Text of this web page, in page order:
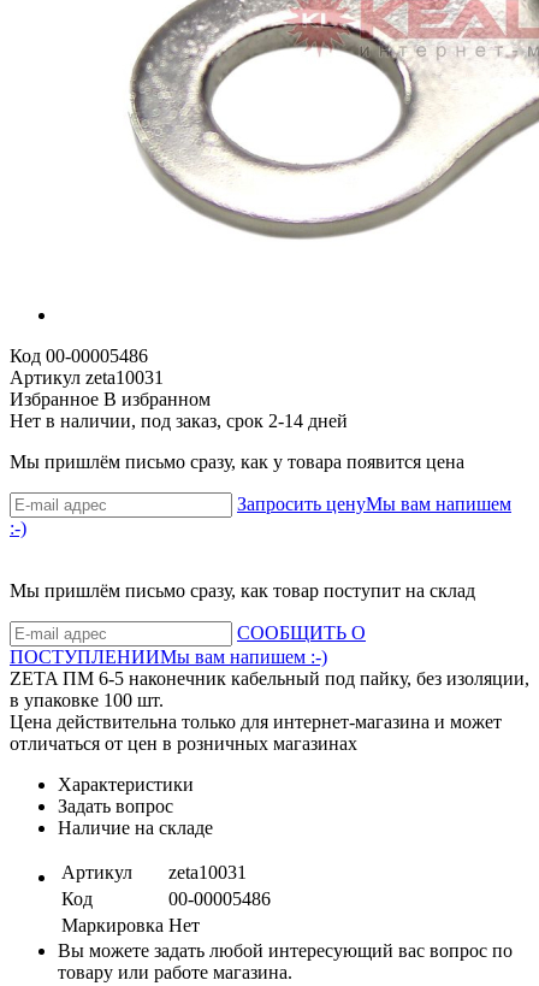
Код 00-00005486
Артикул zeta10031
Избранное В избранном
Нет в наличии, под заказ, срок 2-14 дней
Мы пришлём письмо сразу, как у товара появится цена
Запросить ценуМы вам напишем
:-)
Мы пришлём письмо сразу, как товар поступит на склад
СООБЩИТЬ О
ПОСТУПЛЕНИИМы вам напишем :-)
ZETA ПМ 6-5 наконечник кабельный под пайку, без изоляции,
в упаковке 100 шт.
Цена действительна только для интернет-магазина и может
отличаться от цен в розничных магазинах
Характеристики
Задать вопрос
Наличие на складе
Артикул
zeta10031
Код
00-00005486
Маркировка Нет
Вы можете задать любой интересующий вас вопрос по
товару или работе магазина.